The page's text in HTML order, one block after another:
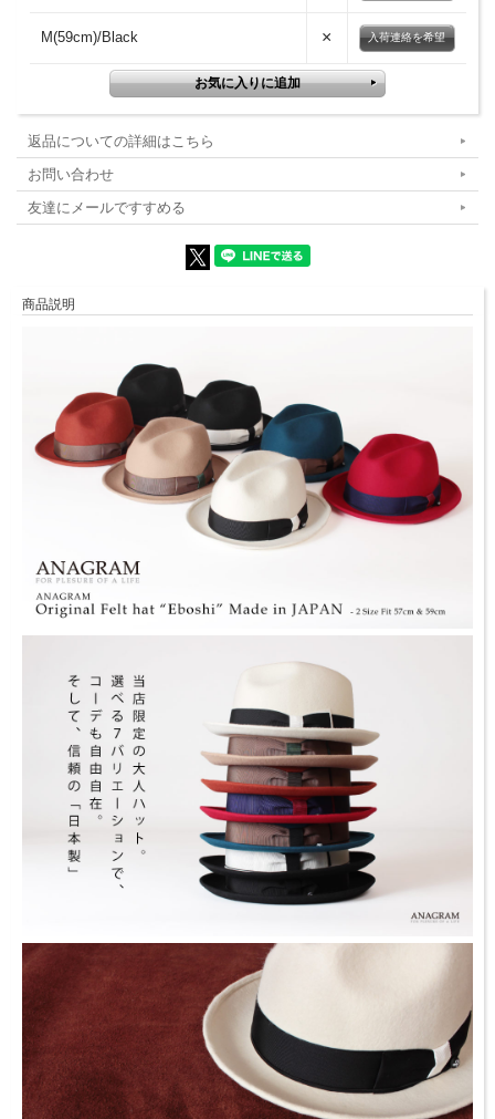
M(59cm)/Black × 入荷連絡を希望
返品についての詳細はこちら
お問い合わせ
友達にメールですすめる
商品説明